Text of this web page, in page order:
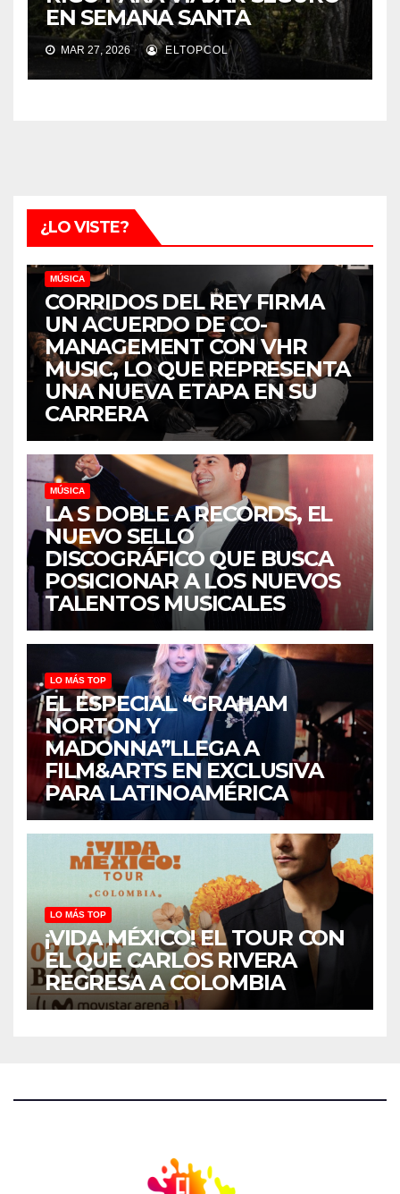
EN SEMANA SANTA
MAR 27, 2026 ELTOPCOL
¿LO VISTE?
MÚSICA
CORRIDOS DEL REY FIRMA
UN ACUERDO DE CO-
MANAGEMENT CON VHR
MUSIC, LO QUE REPRESENTA
UNA NUEVA ETAPA EN SU
CARRERA
MÚSICA
LA S DOBLE A RECORDS, EL
NUEVO SELLO
DISCOGRÁFICO QUE BUSCA
POSICIONAR A LOS NUEVOS
TALENTOS MUSICALES
LO MÁS TOP
EL ESPECIAL “GRAHAM
NORTON Y
MADONNA”LLEGA A
FILM&ARTS EN EXCLUSIVA
PARA LATINOAMÉRICA
LO MÁS TOP
¡VIDA MÉXICO! EL TOUR CON
EL QUE CARLOS RIVERA
REGRESA A COLOMBIA